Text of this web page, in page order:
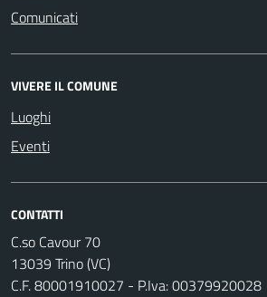
Comunicati
VIVERE IL COMUNE
Luoghi
Eventi
CONTATTI
C.so Cavour 70
13039 Trino (VC)
C.F. 80001910027 - P.Iva: 00379920028